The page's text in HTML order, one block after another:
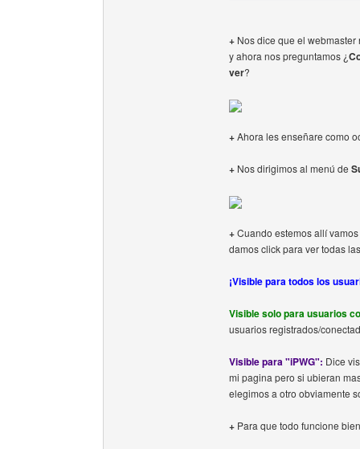
+ Nos dice que el
y ahora nos preguntamos ¿
ver?
+Ahora les enseñare como
+ Nos dirigimos al menú de
+Cuando estemos allí
damos click para ver todas
¡Visible para todos los
Visible solo para usuarios
usuarios registrados/
Visible para "iPWG": Dice
mi pagina pero si ubieran
elegimos a otro obviamente
+ Para que todo funcione